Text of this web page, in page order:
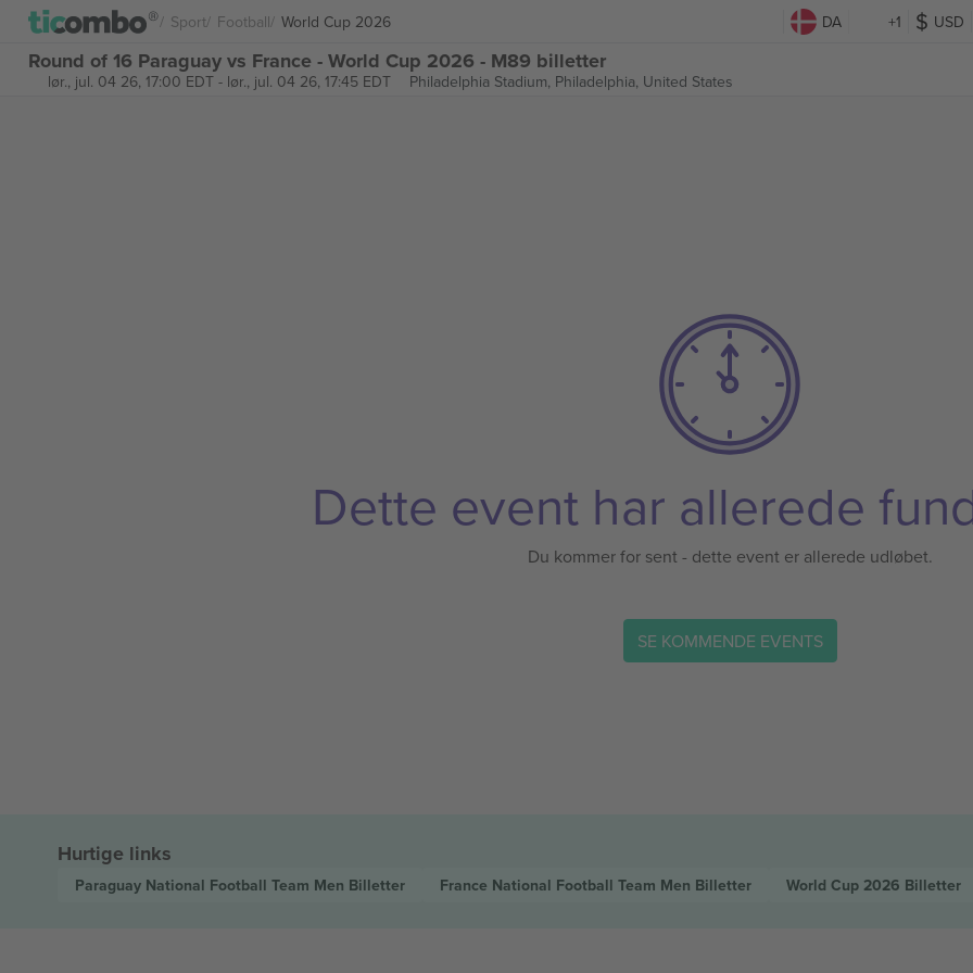
Sport Football World Cup 2026 DA +1 USD
Round of 16 Paraguay vs France - World Cup 2026 - M89 billetter
lør., jul. 04 26, 17:00 EDT- lør., jul. 04 26, 17:45 EDT Philadelphia Stadium, Philadelphia, United States
Dette event har allerede
Du kommer for sent - dette event er allerede udløbet.
SE KOMMENDE EVENTS
Hurtige links
Paraguay National Football Team Men Billetter France National Football Team Men Billetter World Cup 2026 Billetter